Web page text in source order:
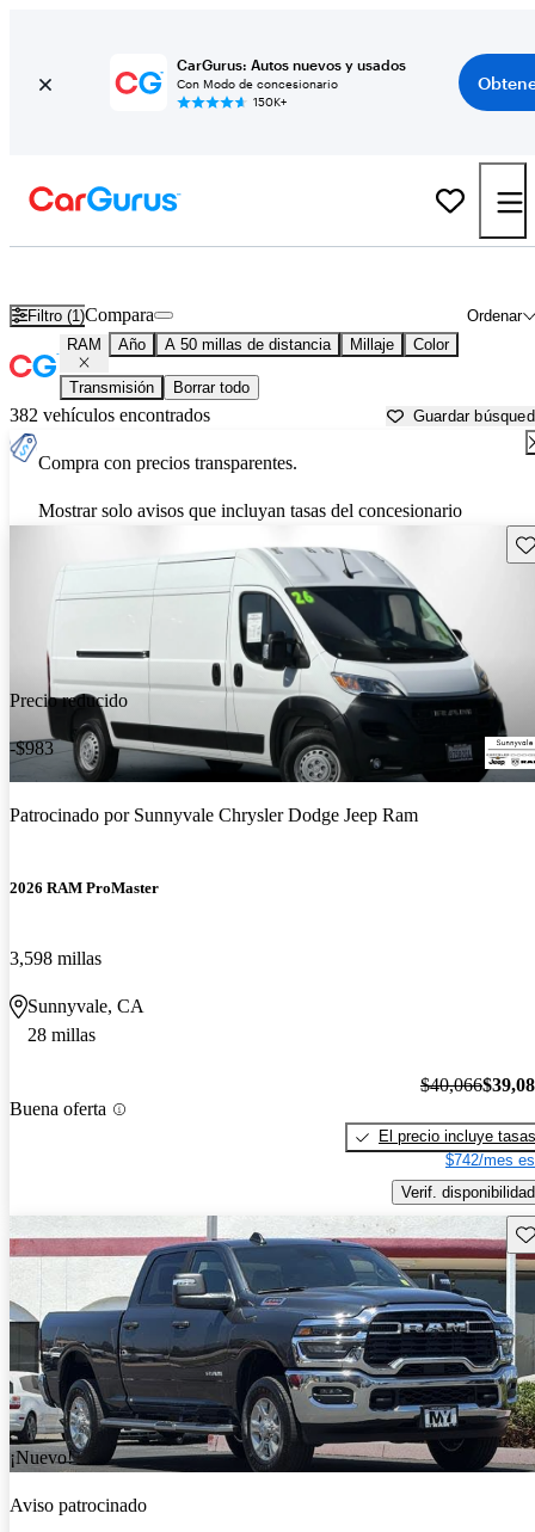
CarGurus: Autos nuevos y usados
Con Modo de concesionario
150K+
Filtro (1) Ordenar
Compara
RAM Año A 50 millas de distancia Millaje Color
Transmisión Borrar todo
382 vehículos encontrados Guardar
Compra con precios transparentes.
Mostrar solo avisos que incluyan tasas del concesionario
Precio reducido
-$983
Patrocinado por Sunnyvale Chrysler Dodge Jeep Ram
2026 RAM ProMaster
3,598 millas
Sunnyvale, CA
28 millas
Buena oferta
$40,066
El precio incluye tasas
$742/mes
Verif. disponibilidad
¡Nuevo!
Aviso patrocinado